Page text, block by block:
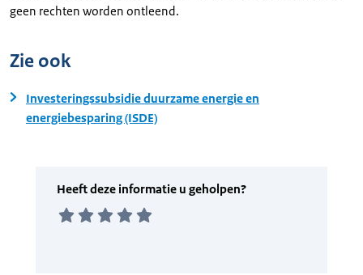
geen rechten worden ontleend.
Zie ook
Investeringssubsidie duurzame energie en
energiebesparing (ISDE)